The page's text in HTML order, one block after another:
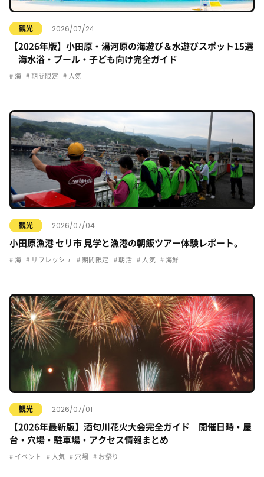
観光 2026/07/24
【2026年版】小田原・湯河原の海遊び＆水遊びスポット15選
｜海水浴・プール・子ども向け完全ガイド
海 期間限定 人気
観光 2026/07/04
小田原漁港 セリ市 見学と漁港の朝飯ツアー体験レポート。
海 リフレッシュ 期間限定 朝活 人気 海鮮
観光 2026/07/01
【2026年最新版】酒匂川花火大会完全ガイド｜開催日時・屋
台・穴場・駐車場・アクセス情報まとめ
イベント 人気 穴場 お祭り